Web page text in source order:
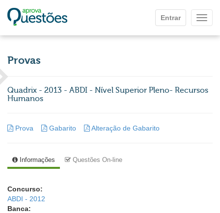
Entrar
Provas
Quadrix - 2013 - ABDI - Nível Superior Pleno- Recursos
Humanos
Prova Gabarito Alteração de Gabarito
Informações Questões On-line
Concurso:
ABDI - 2012
Banca: